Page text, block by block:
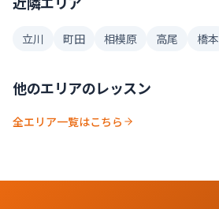
立川 町田 相模原 高尾 橋本
他のエリアのレッスン
全エリア一覧はこちら